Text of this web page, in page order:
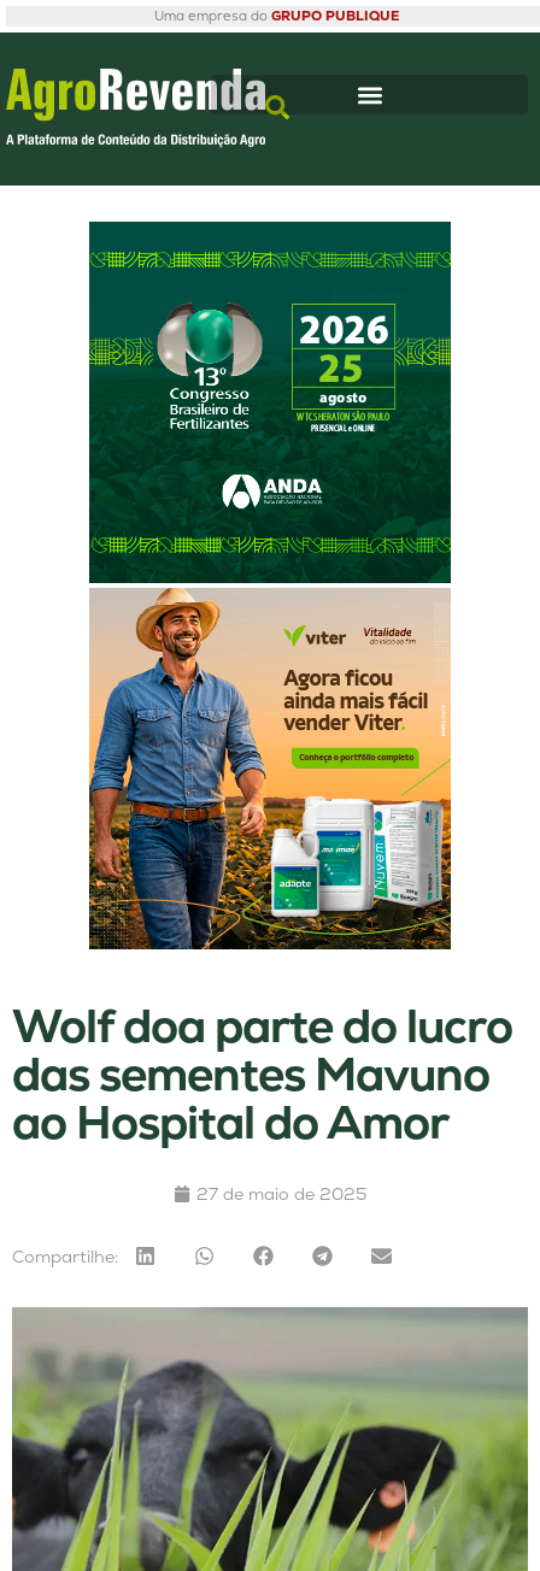
Uma empresa do GRUPO PUBLIQUE
Wolf doa parte do lucro
das sementes Mavuno
ao Hospital do Amor
27 de maio de 2025
Compartilhe: